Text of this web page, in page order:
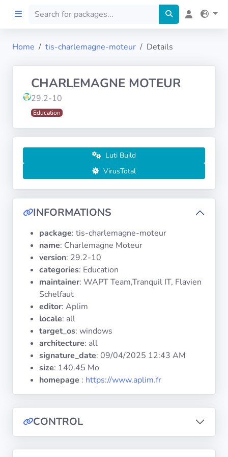
Preprod
About
Architectures
Operating
Categories
Licenses
Documentation
Forum
Home tis-charlemagne-moteur Details
CHARLEMAGNE MOTEUR
29.2-10
Education
Luti Build
VirusTotal
INFORMATIONS
package: tis-charlemagne-moteur
name: Charlemagne Moteur
version: 29.2-10
categories: Education
maintainer: WAPT Team,Tranquil IT, Flavien
Schelfaut
editor: Aplim
locale: all
target_os: windows
architecture: all
signature_date: 09/04/2025 12:43 AM
size: 140.45 Mo
homepage : https://www.aplim.fr
CONTROL